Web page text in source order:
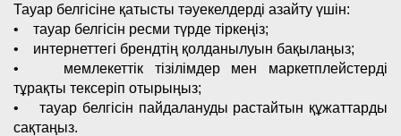
Тауар белгісіне қатысты тәуекелдерді азайту үшін:
• тауар белгісін ресми түрде тіркеңіз;
• интернеттегі брендтің қолданылуын бақылаңыз;
• мемлекеттік тізілімдер мен маркетплейстерді
тұрақты тексеріп отырыңыз;
• тауар белгісін пайдалануды растайтын құжаттарды
сақтаңыз.